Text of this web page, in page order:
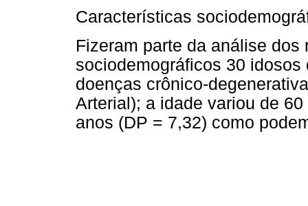
Características
Fizeram parte da análise
sociodemográficos 30
doenças crônico-
Arterial); a idade variou de
anos (DP = 7,32) como